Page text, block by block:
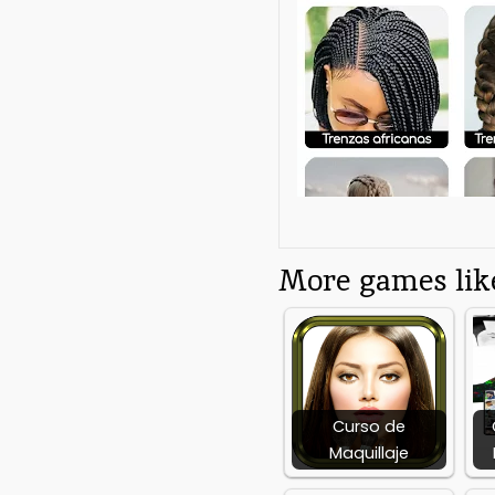
Category:
FreeBeauty App
Requires Android:
Android 6.0+
More games
Curso de
Maquillaje